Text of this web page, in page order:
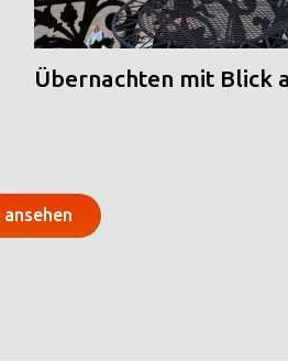
Übernachten mit Blick